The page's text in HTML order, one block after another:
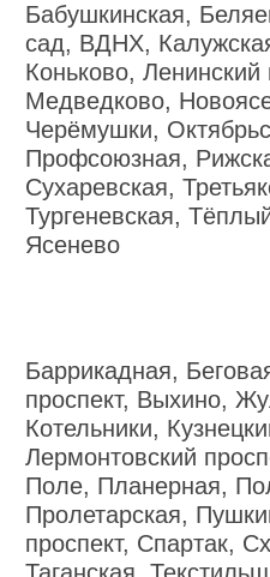
Бабушкинская,
сад, ВДНХ,
Коньково, Ленинский
Медведково,
Черёмушки,
Профсоюзная,
Сухаревская,
Тургеневская,
Ясенево
Баррикадная,
проспект, Выхино,
Котельники,
Лермонтовский
Поле, Планерная,
Пролетарская,
проспект, Спартак,